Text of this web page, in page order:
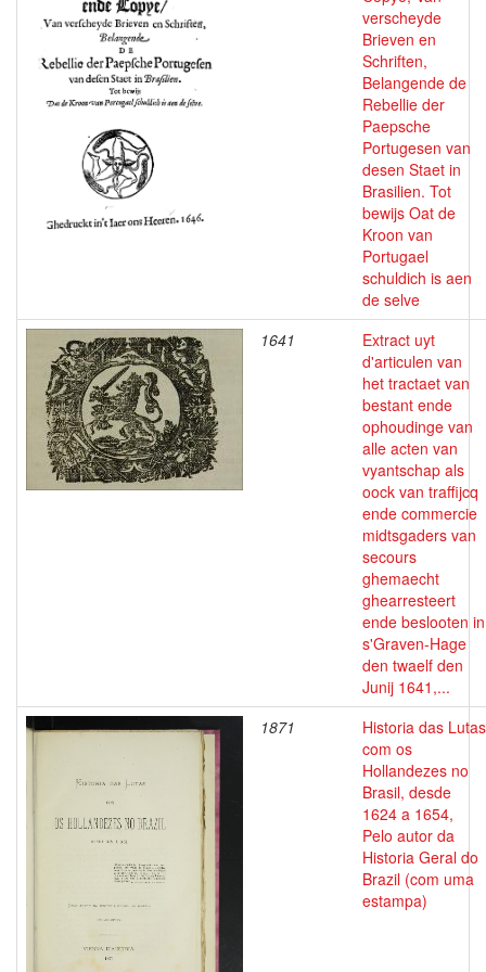
verscheyde
Brieven en
Schriften,
Belangende de
Rebellie der
Paepsche
Portugesen van
desen Staet in
Brasilien. Tot
bewijs Oat de
Kroon van
Portugael
schuldich is aen
de selve
1641
Extract uyt
d'articulen van
het tractaet van
bestant ende
ophoudinge van
alle acten van
vyantschap als
oock van traffijcq
ende commercie
midtsgaders van
secours
ghemaecht
ghearresteert
ende beslooten in
s'Graven-Hage
den twaelf den
Junij 1641,...
1871
Historia das Lutas
com os
Hollandezes no
Brasil, desde
1624 a 1654,
Pelo autor da
Historia Geral do
Brazil (com uma
estampa)